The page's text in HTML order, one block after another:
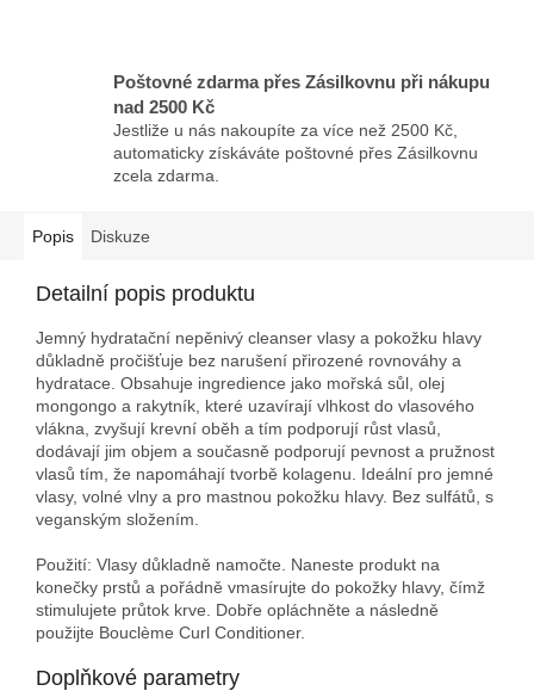
Poštovné zdarma přes Zásilkovnu při nákupu
nad 2500 Kč
Jestliže u nás nakoupíte za více než 2500 Kč,
automaticky získáváte poštovné přes Zásilkovnu
zcela zdarma.
Popis Diskuze
Detailní popis produktu
Jemný hydratační nepěnivý cleanser vlasy a pokožku hlavy
důkladně pročišťuje bez narušení přirozené rovnováhy a
hydratace. Obsahuje ingredience jako mořská sůl, olej
mongongo a rakytník, které uzavírají vlhkost do vlasového
vlákna, zvyšují krevní oběh a tím podporují růst vlasů,
dodávají jim objem a současně podporují pevnost a pružnost
vlasů tím, že napomáhají tvorbě kolagenu. Ideální pro jemné
vlasy, volné vlny a pro mastnou pokožku hlavy. Bez sulfátů, s
veganským složením.
Použití: Vlasy důkladně namočte. Naneste produkt na
konečky prstů a pořádně vmasírujte do pokožky hlavy, čímž
stimulujete průtok krve. Dobře opláchněte a následně
použijte Bouclème Curl Conditioner.
Doplňkové parametry